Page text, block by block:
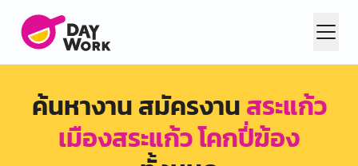
ค้นหางาน สมัครงานสระแก้ว
เมืองสระแก้ว โคกปี่ฆ้อง